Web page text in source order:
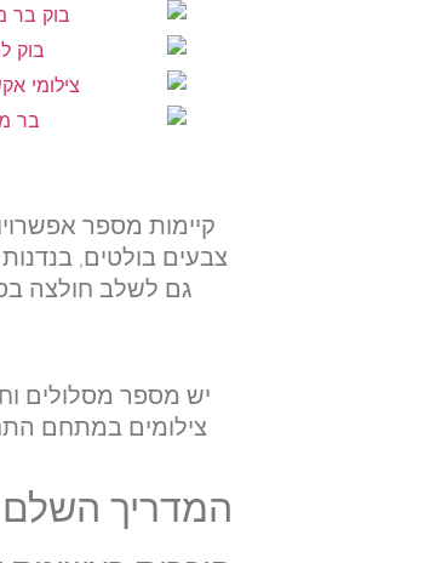
קיימות מספר
צבעים בולטים,
גם לשלב חולצה
יש מספר מסלולים
המדריך השלם